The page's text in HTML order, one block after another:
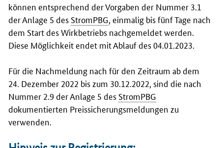
können entsprechend der Vorgaben der Nummer 3.1
der Anlage 5 des StromPBG, einmalig bis fünf Tage nach
dem Start des Wirkbetriebs nachgemeldet werden.
Diese Möglichkeit endet mit Ablauf des 04.01.2023.
Für die Nachmeldung nach für den Zeitraum ab dem
24. Dezember 2022 bis zum 30.12.2022, sind die nach
Nummer 2.9 der Anlage 5 des StromPBG
dokumentierten Preissicherungsmeldungen zu
verwenden.